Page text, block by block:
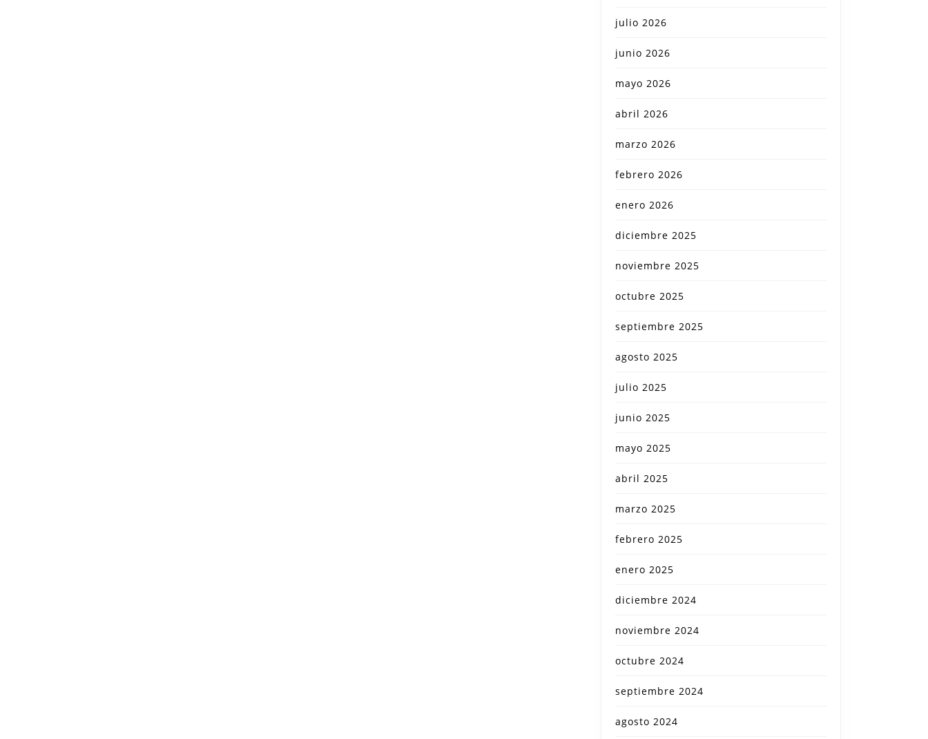
julio 2026
junio 2026
mayo 2026
abril 2026
marzo 2026
febrero 2026
enero 2026
diciembre 2025
noviembre 2025
octubre 2025
septiembre 2025
agosto 2025
julio 2025
junio 2025
mayo 2025
abril 2025
marzo 2025
febrero 2025
enero 2025
diciembre 2024
noviembre 2024
octubre 2024
septiembre 2024
agosto 2024